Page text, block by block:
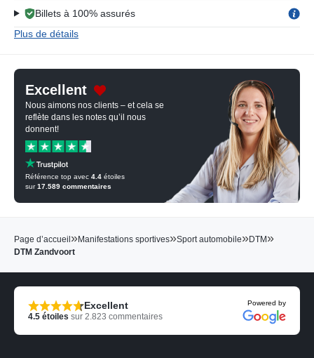
Billets à 100% assurés
Plus de détails
Excellent
Nous aimons nos clients – et cela se
reflète dans les notes qu’il nous
donnent!
Référence top avec 4.4 étoiles
sur17.589 commentaires
Page d’accueil »Manifestations sportives»Sport automobile»DTM »
DTM Zandvoort
Excellent
4.5 étoiles sur 2.823 commentaires
Powered by